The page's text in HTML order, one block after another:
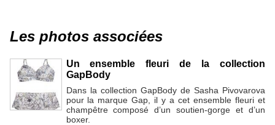
Les photos associées
Un ensemble fleuri de la collection
GapBody
Dans la collection GapBody de Sasha Pivovarova
pour la marque Gap, il y a cet ensemble fleuri et
champêtre composé d’un soutien-gorge et d’un
boxer.